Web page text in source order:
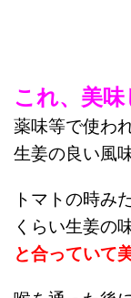
これ、美味
薬味等で使わ
生姜の良い風
トマトの時み
くらい生姜の
と合っていて